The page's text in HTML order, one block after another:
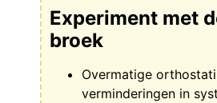
Experiment met
broek
Overmatige
verminderingen in